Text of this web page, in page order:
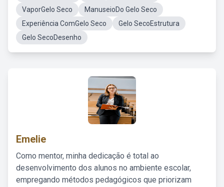
VaporGelo Seco
ManuseioDo Gelo Seco
Experiência ComGelo Seco
Gelo SecoEstrutura
Gelo SecoDesenho
Emelie
Como mentor, minha dedicação é total ao
desenvolvimento dos alunos no ambiente escolar,
empregando métodos pedagógicos que priorizam